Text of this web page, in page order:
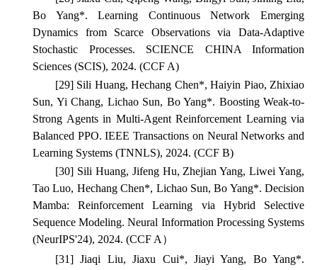
Bo Yang*. Learning Continuous Network Emerging
Dynamics from Scarce Observations via Data-Adaptive
Stochastic Processes. SCIENCE CHINA Information
Sciences (SCIS), 2024. (CCF A)
[29] Sili Huang, Hechang Chen*, Haiyin Piao, Zhixiao
Sun, Yi Chang, Lichao Sun, Bo Yang*. Boosting Weak-to-
Strong Agents in Multi-Agent Reinforcement Learning via
Balanced PPO.IEEE Transactions on Neural Networks and
Learning Systems (TNNLS), 2024. (CCF B)
[30] Sili Huang, Jifeng Hu, Zhejian Yang, Liwei Yang,
Tao Luo, Hechang Chen*, Lichao Sun, Bo Yang*. Decision
Mamba: Reinforcement Learning via Hybrid Selective
Sequence Modeling.Neural Information Processing Systems
(NeurIPS'24), 2024. (CCF A）
[31]Jiaqi Liu, Jiaxu Cui*, Jiayi Yang, Bo Yang*.